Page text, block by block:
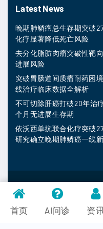
Latest News
晚期肺鳞癌总生存期突破
化疗显著降低死亡风险
去分化脂肪肉瘤突破性靶
进展风险
突破胃肠道间质瘤耐药困
线治疗临床数据全解析
不可切除肝癌打破20年治
个月无进展生存期
依沃西单抗联合化疗突破
研究确立晚期肺鳞癌一线
首页 AI问诊 资